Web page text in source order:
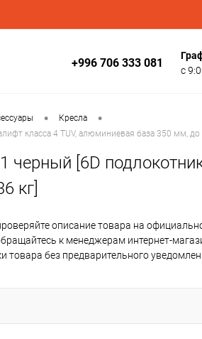
+996 706 333 081
с
• Кресла •
класса 4 TUV, алюминиевая база 350 мм, до
черный [6D
кг]
описание товара на
к менеджерам интернет-
без предварительного